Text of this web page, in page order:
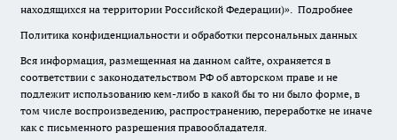
находящихся на территории Российской Федерации)». Подробнее
Политика конфиденциальности и обработки персональных данных
Вся информация, размещенная на данном сайте, охраняется в
соответствии с законодательством РФ об авторском праве и не
подлежит использованию кем-либо в какой бы то ни было форме, в
том числе воспроизведению, распространению, переработке не иначе
как с письменного разрешения правообладателя.